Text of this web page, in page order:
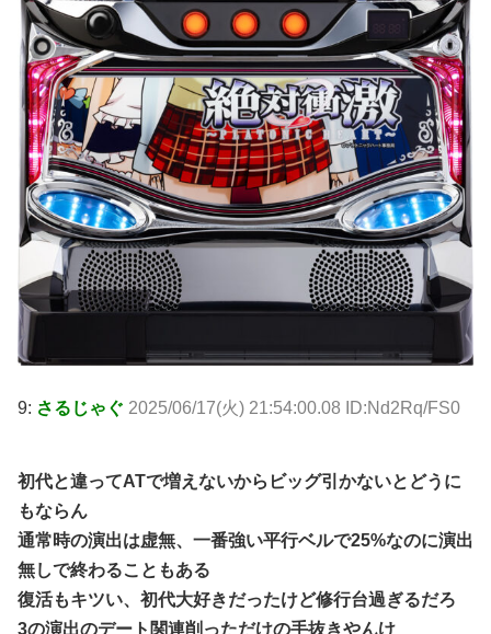
9: さるじゃぐ 2025/06/17(火) 21:54:00.08 ID:Nd2Rq/FS0
初代と違ってATで増えないからビッグ引かないとどうに
もならん
通常時の演出は虚無、一番強い平行ベルで25%なのに演出
無しで終わることもある
復活もキツい、初代大好きだったけど修行台過ぎるだろ
3の演出のデート関連削っただけの手抜きやんけ